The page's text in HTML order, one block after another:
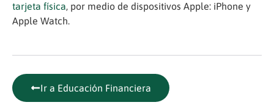
tarjeta física, por medio de dispositivos Apple: iPhone y
Apple Watch.
Ir a Educación Financiera